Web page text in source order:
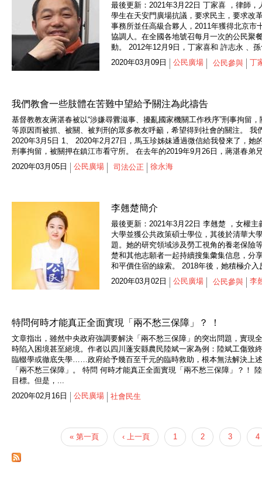
最後更新：2021年3月22日 丁家喜 ，律師
學生在天安門廣場抗議，要求民主，要求改
事務所並任高級合夥人，2011年獲得北京市
協調人。在全國各地號召每月一次的公民聚
動。 2012年12月9日，丁家喜和 許志永 、
2020年03月09日
公民廣場 公民參與 丁
我們教會一些肢體在苦難中望給予關注為此禱告
基督教教友蔣湛春被以“涉嫌尋釁滋事、擾亂國家機關工作秩序”刑事拘留
等原因而被抓、被關、被判刑的眾多教友呼籲，希望得到社會的關注。
2020年3月5日 1、 2020年2月27日，馬玉珍姊妹通過微信給我發來了，
刑事拘留，被關押在鎮江市看守所。 在去年的2019年9月26日，蔣湛春弟
2020年03月05日
公民廣場 司法公正 徐永海
李翹楚簡介
最後更新：2021年3月22日 李翹楚 ，女權
大學並獲公共政策碩士學位，其後於清華大
題。她的研究領域涉及勞工視角的養老保險
楚和其他志願者一起持續搜集彙集信息，分
和平價住宿的線索。 2018年後，她積極介
2020年03月02日
公民廣場 公民參與 李
特問何時才能真正全面實現「兩不愁三保障」？ ！
文章指出，雖然中央政府強調要解決「兩不愁三保障」的突出問題，實
時陷入困境甚至絕境。作者以四川蓬安縣農民陸斌一家為例：陸斌工傷
臨輟學或徹底失學……政府給予幾百至千元的臨時救助，根本無法解決上
「兩不愁三保障」。 特問 何時才能真正全面實現「兩不愁三保障」？！
目標。但是，...
2020年02月16日
公民廣場 社會民生
« 第一頁 ‹ 上一頁 1 2 3 4